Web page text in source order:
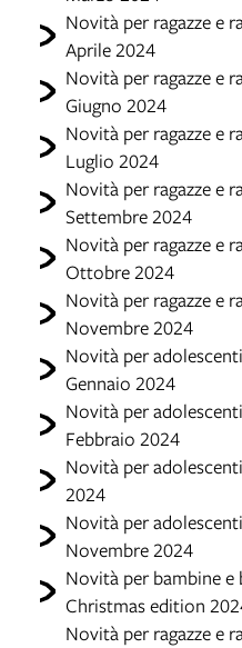
Novità per ragazze e
Aprile 2024
Novità per ragazze e
Giugno 2024
Novità per ragazze e
Luglio 2024
Novità per ragazze e
Settembre 2024
Novità per ragazze e
Ottobre 2024
Novità per ragazze e
Novembre 2024
Novità per
Gennaio 2024
Novità per
Febbraio 2024
Novità per
2024
Novità per
Novembre 2024
Novità per bambine e
Christmas edition
Novità per ragazze e